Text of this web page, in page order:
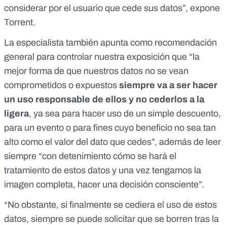
considerar por el usuario que cede sus datos”, expone
Torrent.
La especialista también apunta como recomendación
general para controlar nuestra exposición que “la
mejor forma de que nuestros datos no se vean
comprometidos o expuestos siempre va a ser hacer
un uso responsable de ellos y no cederlos a la
ligera, ya sea para hacer uso de un simple descuento,
para un evento o para fines cuyo beneficio no sea tan
alto como el valor del dato que cedes”, además de leer
siempre “con detenimiento cómo se hará el
tratamiento de estos datos y una vez tengamos la
imagen completa, hacer una decisión consciente”.
“No obstante, si finalmente se cediera el uso de estos
datos, siempre se puede solicitar que se borren tras la